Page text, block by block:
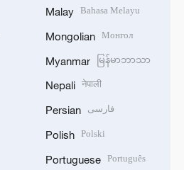
Malay Bahasa Melayu
Mongolian Монгол
Myanmar မြန်မာဘာသာ
Nepali नेपाली
Persian فارسی
Polish Polski
Portuguese Português